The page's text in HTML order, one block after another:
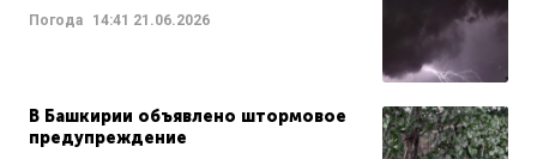
Погода 14:41 21.06.2026
В Башкирии объявлено штормовое
предупреждение